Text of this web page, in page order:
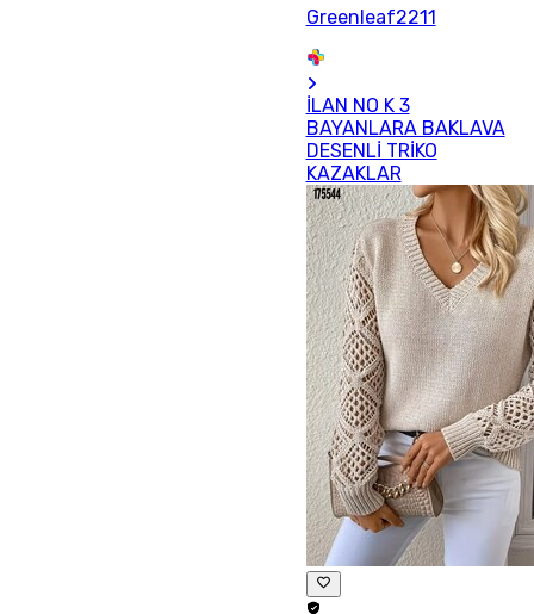
Greenleaf2211
İLAN NO K 3
BAYANLARA BAKLAVA
DESENLİ TRİKO
KAZAKLAR